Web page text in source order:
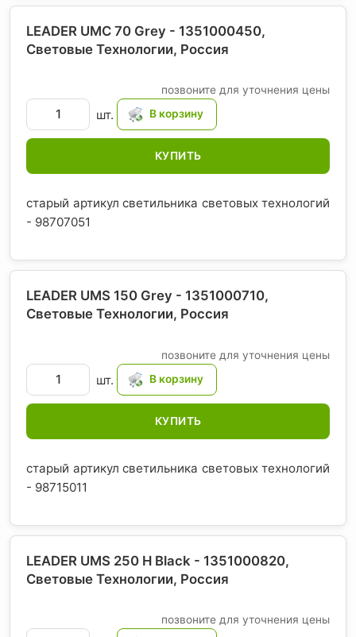
LEADER UMC 70 Grey - 1351000450,
Световые Технологии, Россия
позвоните для уточнения цены
шт.
КУПИТЬ
старый артикул светильника световых технологий
- 98707051
LEADER UMS 150 Grey - 1351000710,
Световые Технологии, Россия
позвоните для уточнения цены
шт.
КУПИТЬ
старый артикул светильника световых технологий
- 98715011
LEADER UMS 250 H Black - 1351000820,
Световые Технологии, Россия
позвоните для уточнения цены